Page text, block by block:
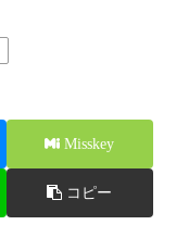
Misskey
コピー